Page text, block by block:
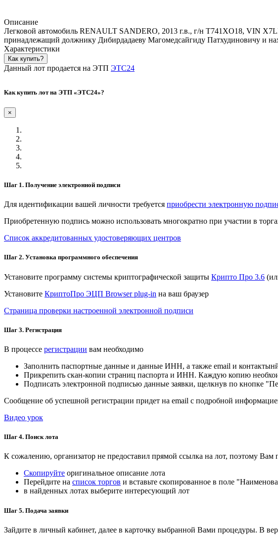
Описание
Легковой автомобиль RENAULT SANDERO, 2013 г.в., г/н T741XO18, VIN
принадлежащий должнику Дибирдадаеву Магомедсайгиду Патхудиновичу и
Характеристики
Как купить?
Данный лот продается на ЭТП ЭТС24
Как купить лот на ЭТП «ЭТС24»?
×
Шаг 1. Получение электронной подписи
Для идентификации вашей личности требуется приобрести электронную
Приобретенную подпись можно использовать многократно при участии в
Список аккредитованных удостоверяющих центров
Шаг 2. Установка программного обеспечения
Установите программу системы криптографической защиты Крипто Про 3.6
Установите КриптоПро ЭЦП Browser plug-in на ваш браузер
Страница проверки настроенной электронной подписи
Шаг 3. Регистрация
В процессе регистрации вам необходимо
Заполнить паспортные данные и данные ИНН, а также email и
Прикрепить скан-копии страниц паспорта и ИНН. Каждую копию
Подписать электронной подписью данные заявки, щелкнув по кнопке
Сообщение об успешной регистрации придет на email с подробной
Видео урок
Шаг 4. Поиск лота
К сожалению, организатор не предоставил прямой ссылка на лот, поэтому Вам
Скопируйте оригинальное описание лота
Перейдите на список торгов и вставьте скопированное в поле
в найденных лотах выберите интересующий лот
Шаг 5. Подача заявки
Зайдите в личный кабинет, далее в карточку выбранной Вами процедуры. В